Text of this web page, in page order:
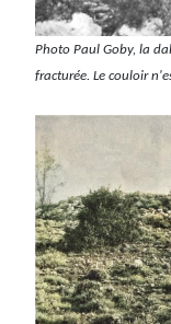
Photo Paul Goby, la
fracturée. Le couloir